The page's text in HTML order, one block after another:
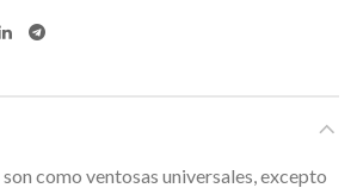
como ventosas universales, excepto